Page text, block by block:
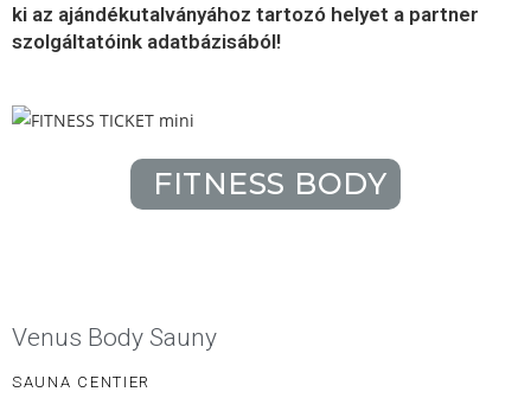
ki az ajándékutalványához tartozó helyet a partner
szolgáltatóink adatbázisából!
FITNESS BODY
Venus Body Sauny
SAUNA CENTIER